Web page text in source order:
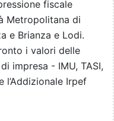
fiscale
Metropolitana di
e Brianza e Lodi.
i valori delle
impresa - IMU, TASI,
l’Addizionale Irpef